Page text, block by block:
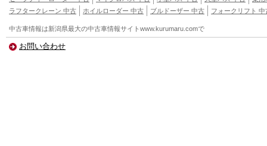
ラフタークレーン 中古
ホイルローダー 中古 ブルドーザー 中古 フォークリフト 中
中古車情報は新潟県最大の中古車情報サイトwww.kurumaru.comで
お問い合わせ